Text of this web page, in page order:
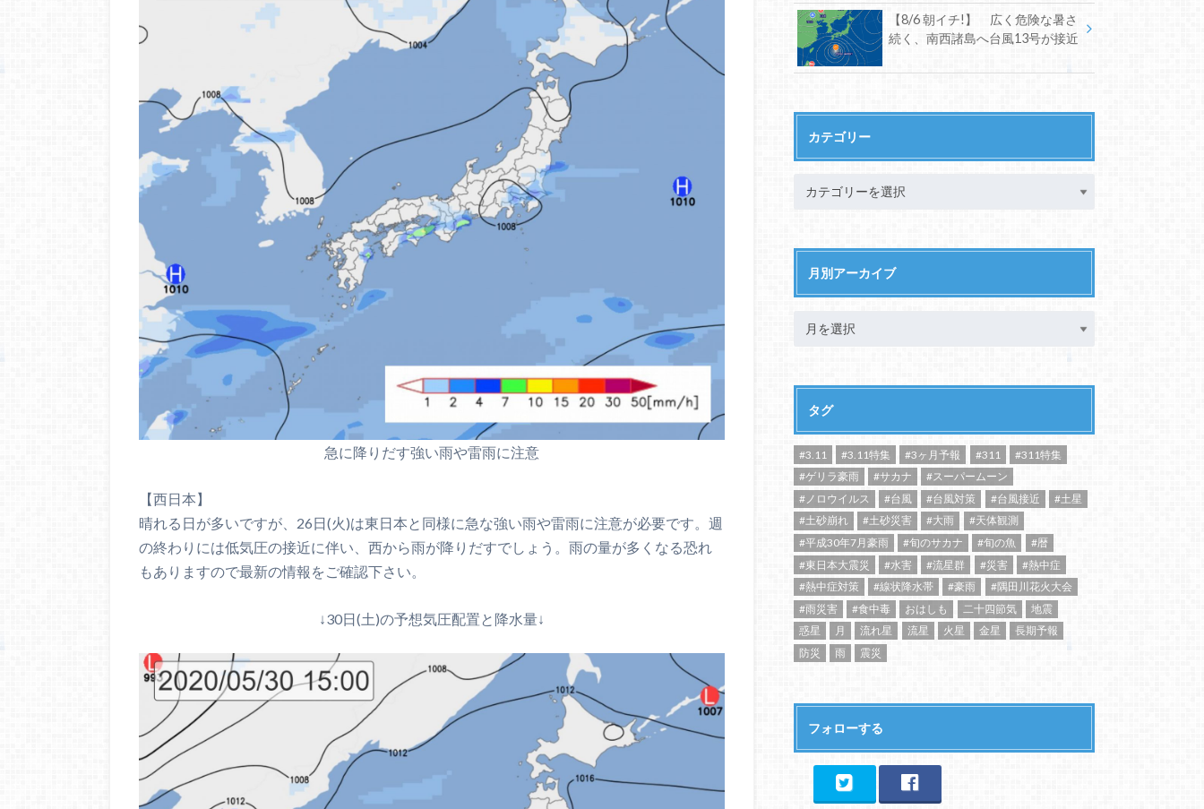
急に降りだす強い雨や雷雨に注意
【西日本】
晴れる日が多いですが、26日(火)は東日本と同様に急な強い雨や雷雨に注意が必要です。週
の終わりには低気圧の接近に伴い、西から雨が降りだすでしょう。雨の量が多くなる恐れ
もありますので最新の情報をご確認下さい。
↓30日(土)の予想気圧配置と降水量↓
【8/6 朝イチ!】 広く危険な暑さ
続く、南西諸島へ台風13号が接近
カテゴリー
月別アーカイブ
タグ
#3.11 #3.11特集 #3ヶ月予報 #311
#311特集
#ゲリラ豪雨
#サカナ
#スーパームーン
#ノロウイルス
#台風 #台風対策 #台風接近
#土星
#土砂崩れ
#土砂災害 #大雨
#天体観測
#平成30年7月豪雨
#旬のサカナ #旬の魚
#暦
#東日本大震災
#水害 #流星群 #災害
#熱中症
#熱中症対策
#線状降水帯 #豪雨
#隅田川花火大会
#雨災害
#食中毒 おはしも 二十四節気
地震
惑星
月 流れ星 流星 火星 金星
長期予報
防災
雨 震災
フォローする